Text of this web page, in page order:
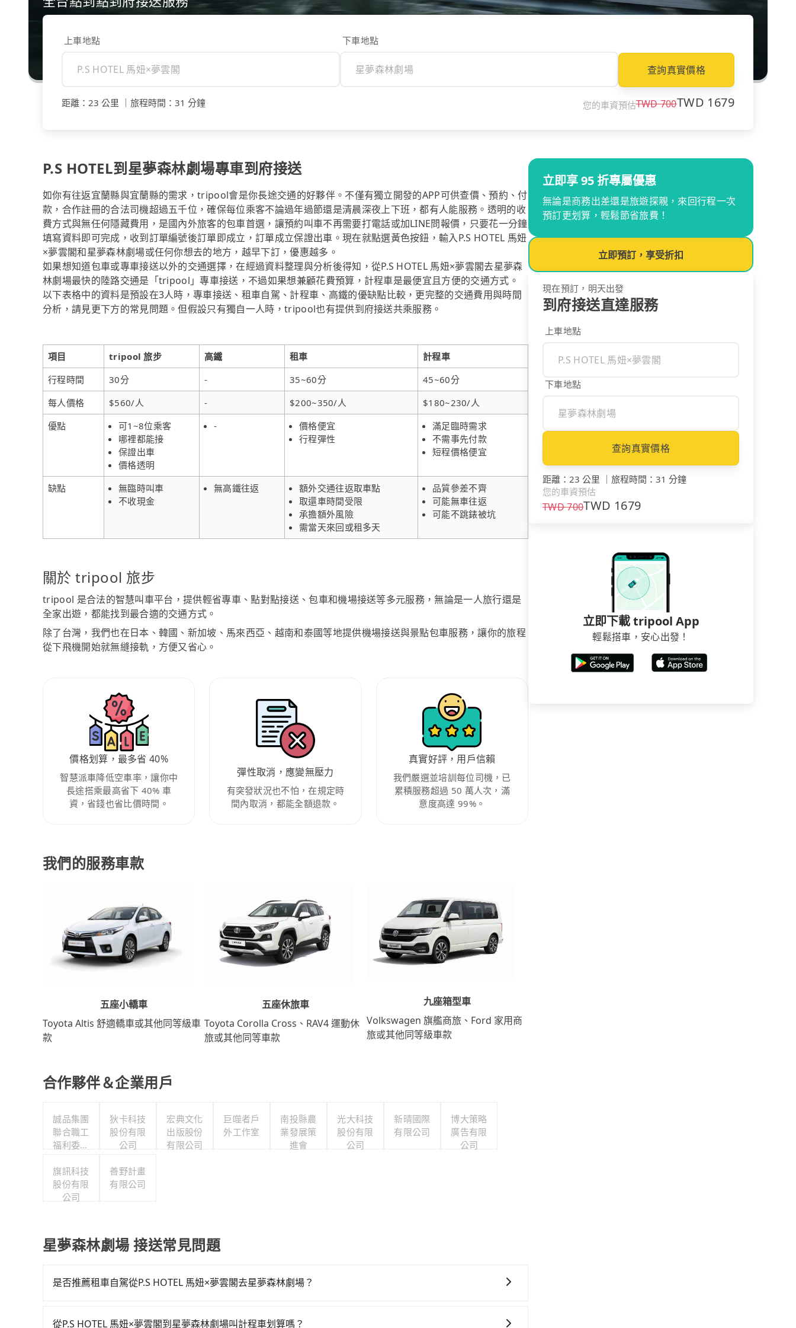
上車地點 下車地點
查詢真實價格
距離 ： 23 公里 旅程時間 ： 31 分鐘 您的車資預估TWD700TWD 1679
P.S HOTEL到星夢森林劇場專車到府接送
如你有往返宜蘭縣與宜蘭縣的需求，tripool會是你長途交通的好夥伴。不僅有獨立開發的APP可供查價、預約、付
款，合作註冊的合法司機超過五千位，確保每位乘客不論過年過節還是清晨深夜上下班，都有人能服務。透明的收
費方式與無任何隱藏費用，是國內外旅客的包車首選，讓預約叫車不再需要打電話或加LINE問報價，只要花一分鐘
填寫資料即可完成，收到訂單編號後訂單即成立，訂單成立保證出車。現在就點選黃色按鈕，輸入P.S HOTEL 馬妞
×夢雲閣和星夢森林劇場或任何你想去的地方，越早下訂，優惠越多。
如果想知道包車或專車接送以外的交通選擇，在經過資料整理與分析後得知，從P.S HOTEL 馬妞×夢雲閣去星夢森
林劇場最快的陸路交通是「tripool」專車接送，不過如果想兼顧花費預算，計程車是最便宜且方便的交通方式。
以下表格中的資料是預設在3人時，專車接送、租車自駕、計程車、高鐵的優缺點比較，更完整的交通費用與時間
分析，請見更下方的常見問題。但假設只有獨自一人時，tripool也有提供到府接送共乘服務。
項目 tripool 旅步 高鐵 租車
計程車
行程時間
30分 - 35~60分
45~60分
每人價格
$560/人 - $200~350/人
$180~230/人
優點
可1~8位乘客
哪裡都能接
保證出車
價格透明
-
價格便宜
行程彈性
滿足臨時需求
不需事先付款
短程價格便宜
缺點
無臨時叫車
不收現金
無高鐵往返
額外交通往返取車點
取還車時間受限
承擔額外風險
需當天來回或租多天
品質參差不齊
可能無車往返
可能不跳錶被坑
關於 tripool 旅步
tripool 是合法的智慧叫車平台，提供輕省專車、點對點接送、包車和機場接送等多元服務，無論是一人旅行還是
全家出遊，都能找到最合適的交通方式。
除了台灣，我們也在日本、韓國、新加坡、馬來西亞、越南和泰國等地提供機場接送與景點包車服務，讓你的旅程
從下飛機開始就無縫接軌，方便又省心。
價格划算，最多省 40%
智慧派車降低空車率，讓你中
長途搭乘最高省下 40% 車
資，省錢也省比價時間。
彈性取消，應變無壓力
有突發狀況也不怕，在規定時
間內取消，都能全額退款。
真實好評，用戶信賴
我們嚴選並培訓每位司機，已
累積服務超過 50 萬人次，滿
意度高達 99%。
我們的服務車款
五座小轎車
Toyota Altis 舒適轎車或其他同等級車
款
五座休旅車
Toyota Corolla Cross、RAV4 運動休
旅或其他同等車款
九座箱型車
Volkswagen 旗艦商旅、Ford 家用商
旅或其他同等級車款
合作夥伴＆企業用戶
誠品集團
聯合職工
福利委員
狄卡科技
股份有限
公司
宏典文化
出版股份
有限公司
巨噬者戶
外工作室
南投縣農
業發展策
進會
光大科技
股份有限
公司
新晴國際
有限公司
博大策略
廣告有限
公司
旗訊科技
股份有限
公司
善野計畫
有限公司
星夢森林劇場 接送常見問題
是否推薦租車自駕從P.S HOTEL 馬妞×夢雲閣去星夢森林劇場？
邊可隨租隨借的iRent應該是你最便宜選擇。註冊完iRent的app後，可以每小時$115~205承租小轎車，每公里
從P.S HOTEL 馬妞×夢雲閣到星夢森林劇場叫計程車划算嗎？
立即享 95 折專屬優惠
無論是商務出差還是旅遊探親，來回行程一次
預訂更划算，輕鬆節省旅費！
立即預訂，享受折扣
現在預訂，明天出發
到府接送直達服務
上車地點
下車地點
查詢真實價格
距離 ： 23 公里 ｜ 旅程時間 ： 31 分鐘
您的車資預估
TWD700TWD 1679
立即下載 tripool App
輕鬆搭車，安心出發！